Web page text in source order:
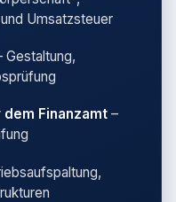
Umsatzsteuer
Gestaltung,
Finanzamt –